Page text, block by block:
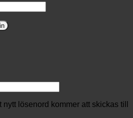
lösenord kommer att skickas till